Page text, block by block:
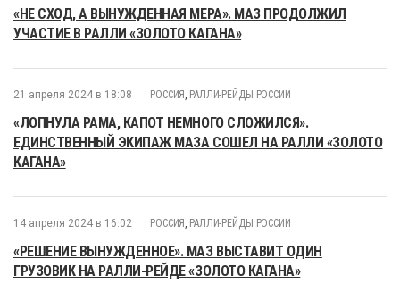
«НЕ СХОД, А ВЫНУЖДЕННАЯ МЕРА». МАЗ ПРОДОЛЖИЛ
УЧАСТИЕ В РАЛЛИ «ЗОЛОТО КАГАНА»
21 апреля 2024 в 18:08 РОССИЯ , РАЛЛИ-РЕЙДЫ РОССИИ
«ЛОПНУЛА РАМА, КАПОТ НЕМНОГО СЛОЖИЛСЯ».
ЕДИНСТВЕННЫЙ ЭКИПАЖ МАЗА СОШЕЛ НА РАЛЛИ «ЗОЛОТО
КАГАНА»
14 апреля 2024 в 16:02 РОССИЯ , РАЛЛИ-РЕЙДЫ РОССИИ
«РЕШЕНИЕ ВЫНУЖДЕННОЕ». МАЗ ВЫСТАВИТ ОДИН
ГРУЗОВИК НА РАЛЛИ-РЕЙДЕ «ЗОЛОТО КАГАНА»